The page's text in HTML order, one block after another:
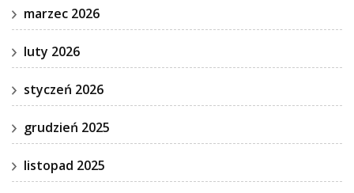
marzec 2026
luty 2026
styczeń 2026
grudzień 2025
listopad 2025